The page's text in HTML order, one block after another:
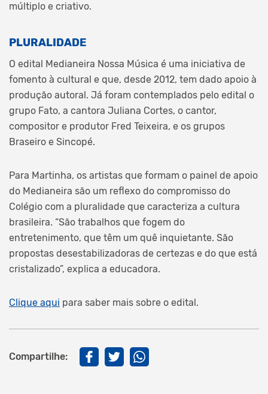
múltiplo e criativo.
PLURALIDADE
O edital Medianeira Nossa Música é uma iniciativa de
fomento à cultural e que, desde 2012, tem dado apoio à
produção autoral. Já foram contemplados pelo edital o
grupo Fato, a cantora Juliana Cortes, o cantor,
compositor e produtor Fred Teixeira, e os grupos
Braseiro e Sincopé.
Para Martinha, os artistas que formam o painel de apoio
do Medianeira são um reflexo do compromisso do
Colégio com a pluralidade que caracteriza a cultura
brasileira. “São trabalhos que fogem do
entretenimento, que têm um quê inquietante. São
propostas desestabilizadoras de certezas e do que está
cristalizado”, explica a educadora.
Clique aqui para saber mais sobre o edital.
Compartilhe: